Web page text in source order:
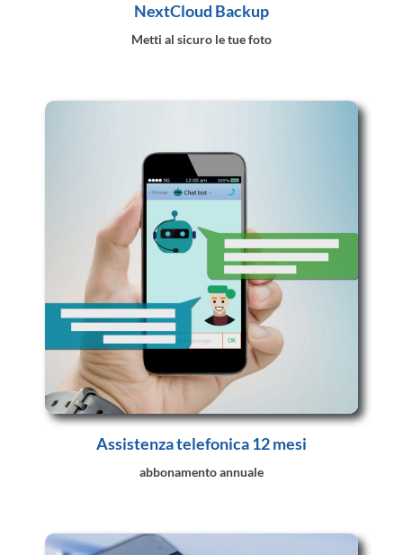
NextCloud Backup
Metti al sicuro le tue foto
Assistenza telefonica 12 mesi
abbonamento annuale